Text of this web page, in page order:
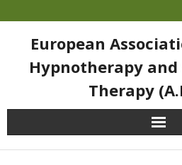
European
Hypnotherapy and
Therapy